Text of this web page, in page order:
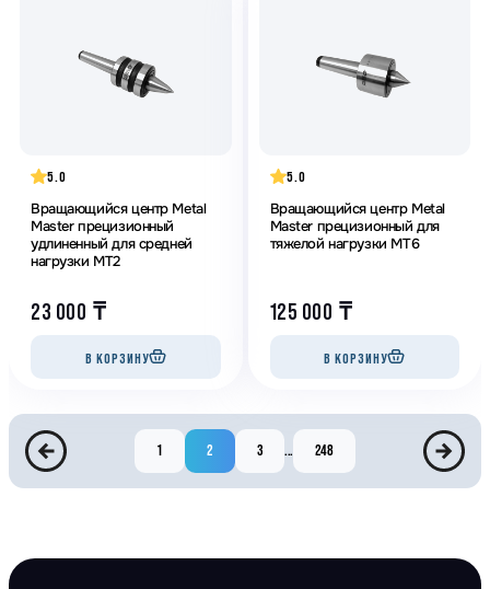
5.0
Вращающийся центр Metal
Master прецизионный
удлиненный для средней
нагрузки МТ2
23 000 ₸
В КОРЗИНУ
5.0
Вращающийся центр Metal
Master прецизионный для
тяжелой нагрузки МТ6
125 000 ₸
В КОРЗИНУ
1 2 3 ... 248